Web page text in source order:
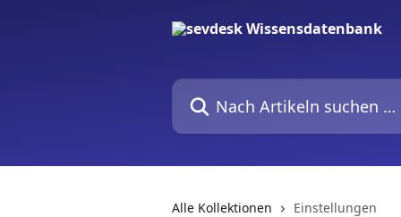
Nach Artikeln suchen …
Alle Kollektionen Einstellungen